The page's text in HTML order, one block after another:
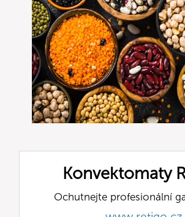
Konvektomaty
Ochutnejte profesionální